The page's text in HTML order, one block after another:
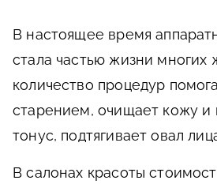
В настоящее время
стала частью жизни
количество процедур
старением, очищает кожу и
тонус, подтягивает овал
В салонах красоты